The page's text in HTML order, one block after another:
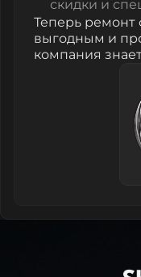
скидки и
Теперь ремонт
выгодным и
компания